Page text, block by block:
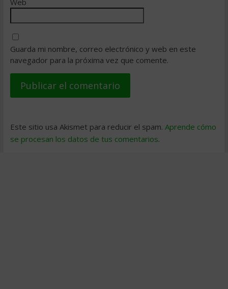
Web
Guarda mi nombre, correo electrónico y web en este
navegador para la próxima vez que comente.
Este sitio usa Akismet para reducir el spam. Aprende cómo
se procesan los datos de tus comentarios.